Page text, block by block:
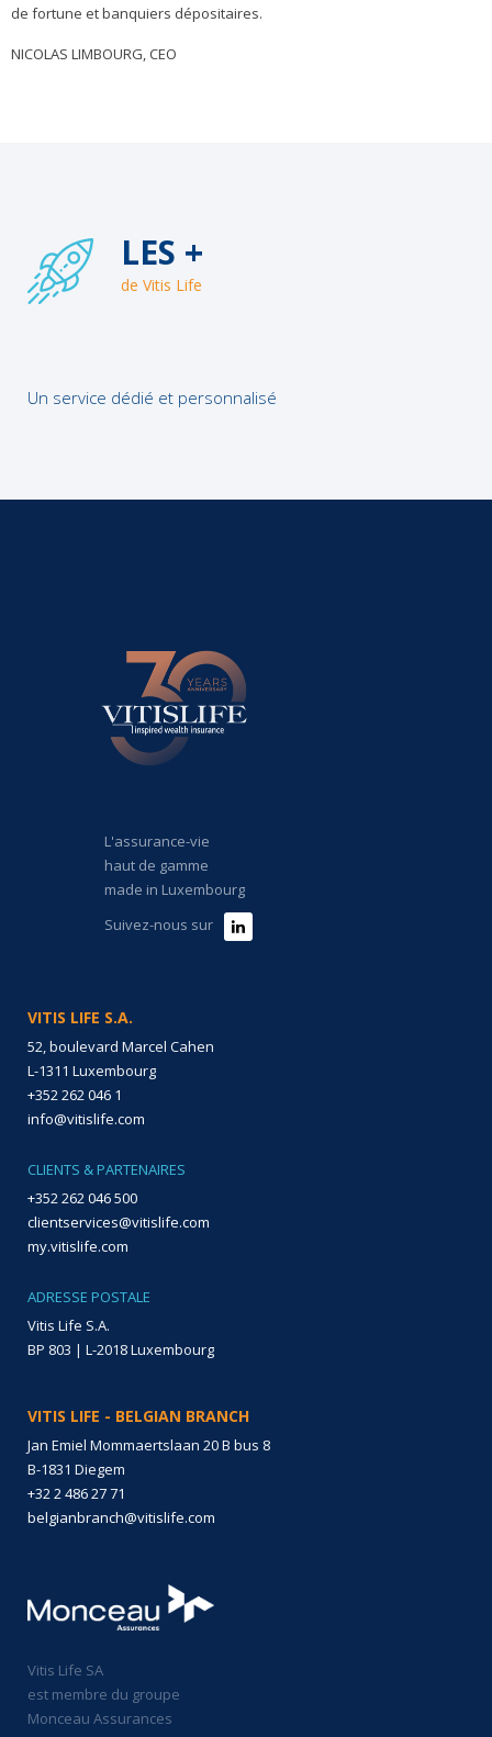
de fortune et banquiers dépositaires.
NICOLAS LIMBOURG, CEO
LES +
de Vitis Life
Un service dédié et personnalisé
L'assurance-vie
haut de gamme
made in Luxembourg
Suivez-nous sur
VITIS LIFE S.A.
52, boulevard Marcel Cahen
L-1311 Luxembourg
+352 262 046 1
info@vitislife.com
CLIENTS & PARTENAIRES
+352 262 046 500
clientservices@vitislife.com
my.vitislife.com
ADRESSE POSTALE
Vitis Life S.A.
BP 803 | L-2018 Luxembourg
VITIS LIFE - BELGIAN BRANCH
Jan Emiel Mommaertslaan 20 B bus 8
B-1831 Diegem
+32 2 486 27 71
belgianbranch@vitislife.com
Vitis Life SA
est membre du groupe
Monceau Assurances